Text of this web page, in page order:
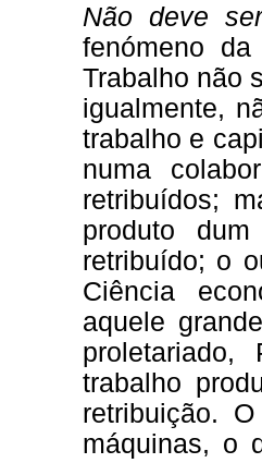
Não deve
fenómeno
Trabalho não
igualmente,
trabalho e
numa
retribuídos;
produto
retribuído; o
Ciência
aquele
proletariado,
trabalho
retribuição.
máquinas, o